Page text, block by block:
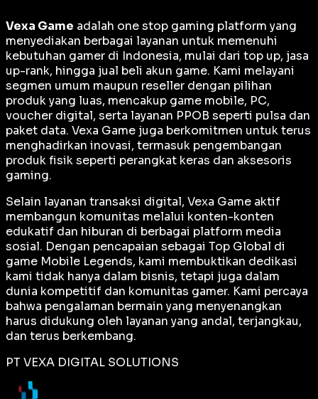
Vexa Game adalah one stop gaming platform yang
menyediakan berbagai layanan untuk memenuhi
kebutuhan gamer di Indonesia, mulai dari top up, jasa
up-rank, hingga jual beli akun game. Kami melayani
segmen umum maupun reseller dengan pilihan
produk yang luas, mencakup game mobile, PC,
voucher digital, serta layanan PPOB seperti pulsa dan
paket data. Vexa Game juga berkomitmen untuk terus
menghadirkan inovasi, termasuk pengembangan
produk fisik seperti perangkat keras dan aksesoris
gaming.
Selain layanan transaksi digital, Vexa Game aktif
membangun komunitas melalui konten-konten
edukatif dan hiburan di berbagai platform media
sosial. Dengan pencapaian sebagai Top Global di
game Mobile Legends, kami membuktikan dedikasi
kami tidak hanya dalam bisnis, tetapi juga dalam
dunia kompetitif dan komunitas gamer. Kami percaya
bahwa pengalaman bermain yang menyenangkan
harus didukung oleh layanan yang andal, terjangkau,
dan terus berkembang.
PT VEXA DIGITAL SOLUTIONS